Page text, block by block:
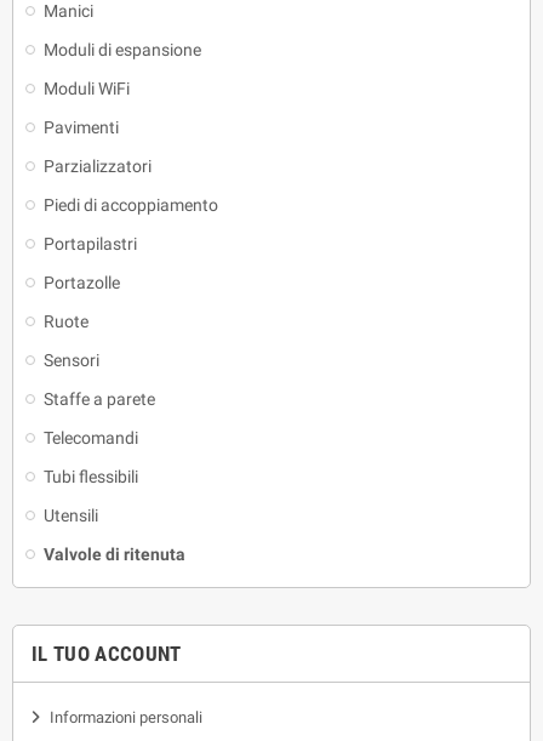
Manici
Moduli di espansione
Moduli WiFi
Pavimenti
Parzializzatori
Piedi di accoppiamento
Portapilastri
Portazolle
Ruote
Sensori
Staffe a parete
Telecomandi
Tubi flessibili
Utensili
Valvole di ritenuta
IL TUO ACCOUNT
Informazioni personali